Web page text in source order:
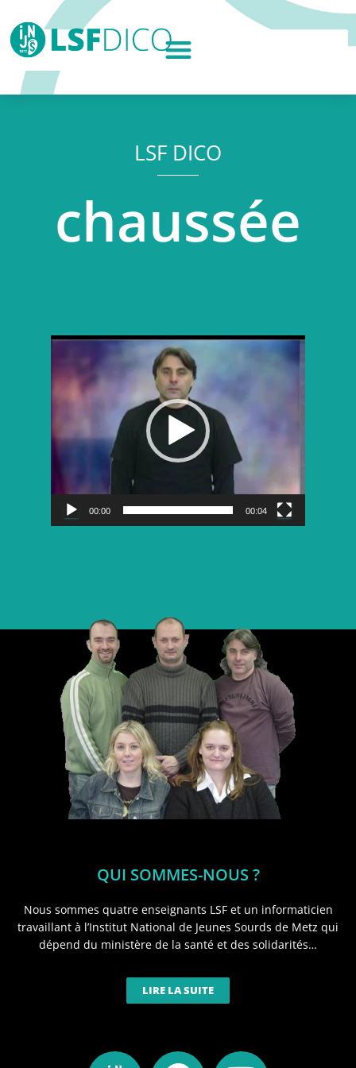
LSF DICO
chaussée
Lecteur
vidéo
00:00 00:04
QUI SOMMES-NOUS ?
Nous sommes quatre enseignants LSF et un informaticien
travaillant à l’Institut National de Jeunes Sourds de Metz qui
dépend du ministère de la santé et des solidarités…
LIRE LA SUITE